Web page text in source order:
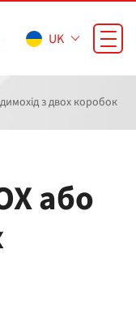
UK
з двох коробок
або